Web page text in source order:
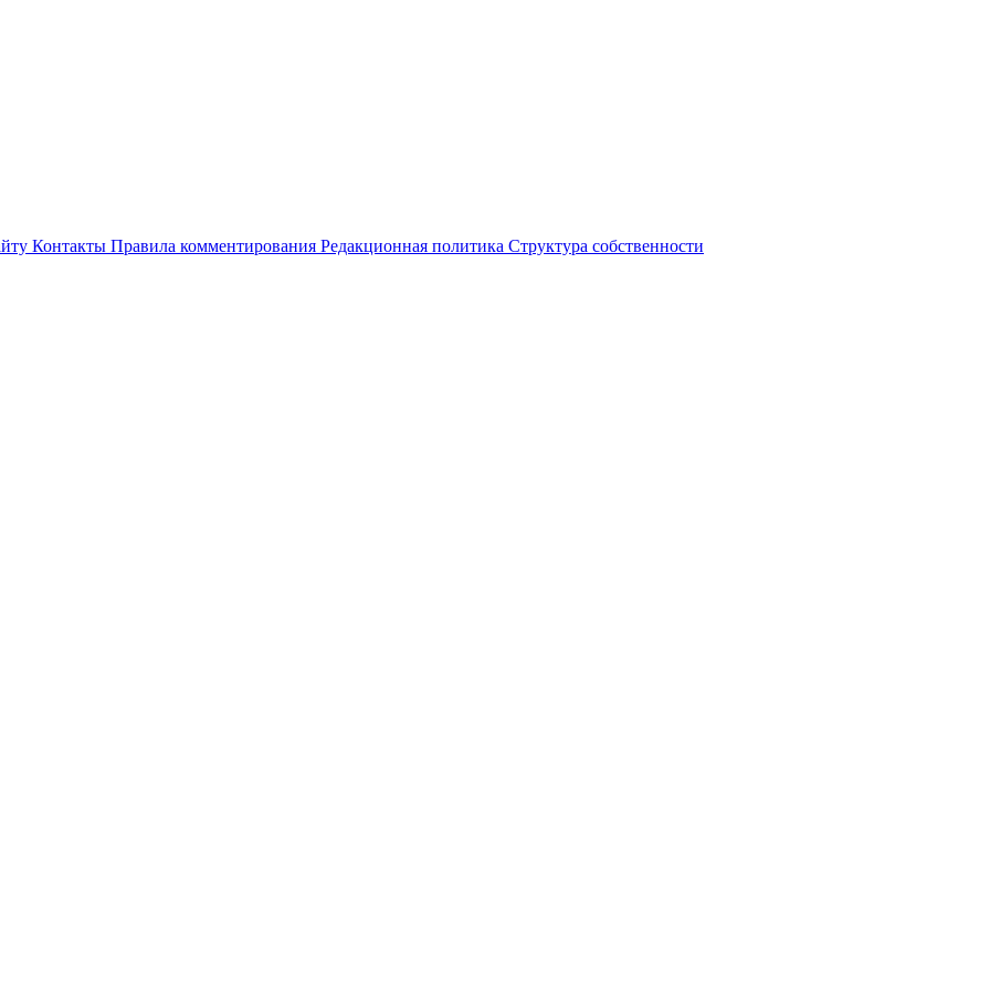
Контакты Правила комментирования Редакционная политика Структура собственности